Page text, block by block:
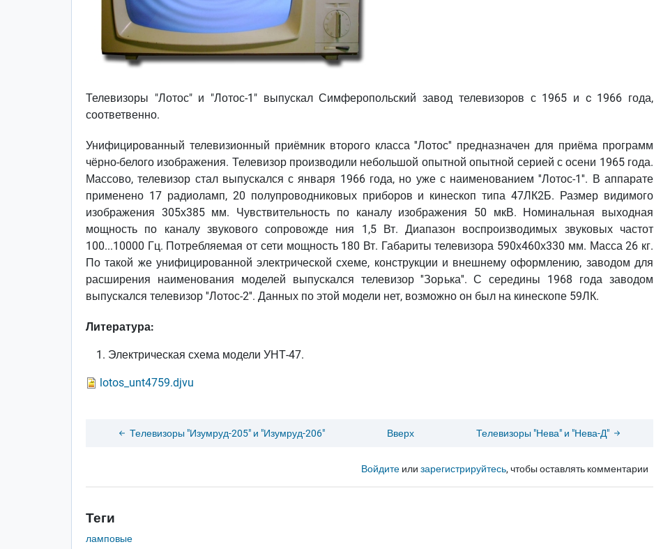
Телевизоры "Лотос" и "Лотос-1" выпускал Симферопольский завод телевизоров с 1965 и c 1966 года,
соответвенно.
Унифицированный телевизионный приёмник второго класса ''Лотос'' предназначен для приёма программ
чёрно-белого изображения. Телевизор производили небольшой опытной опытной серией с осени 1965 года.
Массово, телевизор стал выпускался с января 1966 года, но уже с наименованием ''Лотос-1''. В аппарате
применено 17 радиоламп, 20 полупроводниковых приборов и кинескоп типа 47ЛК2Б. Размер видимого
изображения 305х385 мм. Чувствительность по каналу изображения 50 мкВ. Номинальная выходная
мощность по каналу звукового сопровожде ния 1,5 Вт. Диапазон воспроизводимых звуковых частот
100...10000 Гц. Потребляемая от сети мощность 180 Вт. Габариты телевизора 590х460х330 мм. Масса 26 кг.
По такой же унифицированной электрической схеме, конструкции и внешнему оформлению, заводом для
расширения наименования моделей выпускался телевизор ''Зорька''. С середины 1968 года заводом
выпускался телевизор ''Лотос-2''. Данных по этой модели нет, возможно он был на кинескопе 59ЛК.
Литература:
Электрическая схема модели УНТ-47.
lotos_unt4759.djvu
Телевизоры "Изумруд-205" и "Изумруд-206" Вверх Телевизоры "Нева" и "Нева-Д"
Войдитеили зарегистрируйтесь, чтобы оставлять комментарии
Теги
ламповые